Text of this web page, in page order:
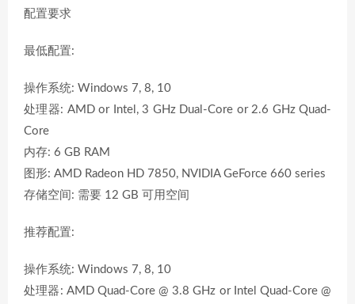
配置要求
最低配置:
操作系统: Windows 7, 8, 10
处理器: AMD or Intel, 3 GHz Dual-Core or 2.6 GHz Quad-
Core
内存: 6 GB RAM
图形: AMD Radeon HD 7850, NVIDIA GeForce 660 series
存储空间: 需要 12 GB 可用空间
推荐配置:
操作系统: Windows 7, 8, 10
处理器: AMD Quad-Core @ 3.8 GHz or Intel Quad-Core @